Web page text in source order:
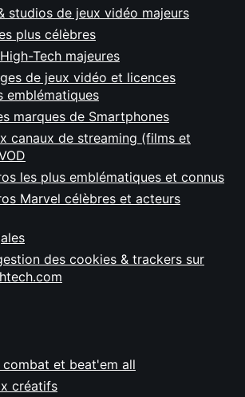
studios de jeux vidéo majeurs
plus célèbres
Tech majeures
de jeux vidéo et licences
emblématiques
marques de Smartphones
canaux de streaming (films et
les plus emblématiques et connus
Marvel célèbres et acteurs
des cookies & trackers sur
et beat'em all
créatifs